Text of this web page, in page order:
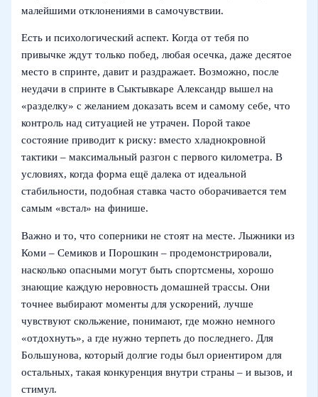
малейшими отклонениями в самочувствии.
Есть и психологический аспект. Когда от тебя по
привычке ждут только побед, любая осечка, даже десятое
место в спринте, давит и раздражает. Возможно, после
неудачи в спринте в Сыктывкаре Александр вышел на
«разделку» с желанием доказать всем и самому себе, что
контроль над ситуацией не утрачен. Порой такое
состояние приводит к риску: вместо хладнокровной
тактики – максимальный разгон с первого километра. В
условиях, когда форма ещё далека от идеальной
стабильности, подобная ставка часто оборачивается тем
самым «встал» на финише.
Важно и то, что соперники не стоят на месте. Лыжники из
Коми – Семиков и Порошкин – продемонстрировали,
насколько опасными могут быть спортсмены, хорошо
знающие каждую неровность домашней трассы. Они
точнее выбирают моменты для ускорений, лучше
чувствуют скольжение, понимают, где можно немного
«отдохнуть», а где нужно терпеть до последнего. Для
Большунова, который долгие годы был ориентиром для
остальных, такая конкуренция внутри страны – и вызов, и
стимул.